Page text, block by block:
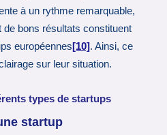
à un rythme remarquable,
de bons résultats constituent
européennes[10]. Ainsi, ce
sur leur situation.
types de startups
startup